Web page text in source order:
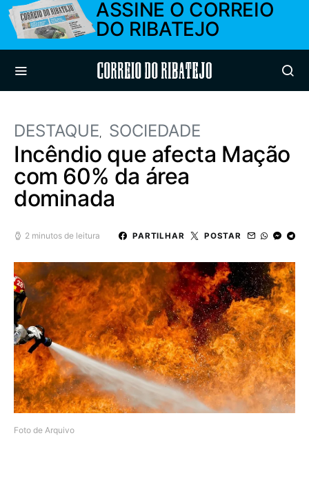
ASSINE O CORREIO
DO RIBATEJO
Correio do Ribatejo
DESTAQUE SOCIEDADE
Incêndio que afecta Mação
com 60% da área
dominada
2 minutos de leitura PARTILHAR POSTAR
Foto de Arquivo